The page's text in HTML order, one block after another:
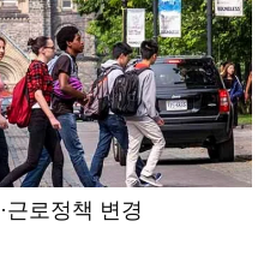
근로정책 변경